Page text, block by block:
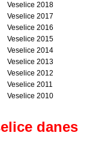
Veselice 2018
Veselice 2017
Veselice 2016
Veselice 2015
Veselice 2014
Veselice 2013
Veselice 2012
Veselice 2011
Veselice 2010
danes